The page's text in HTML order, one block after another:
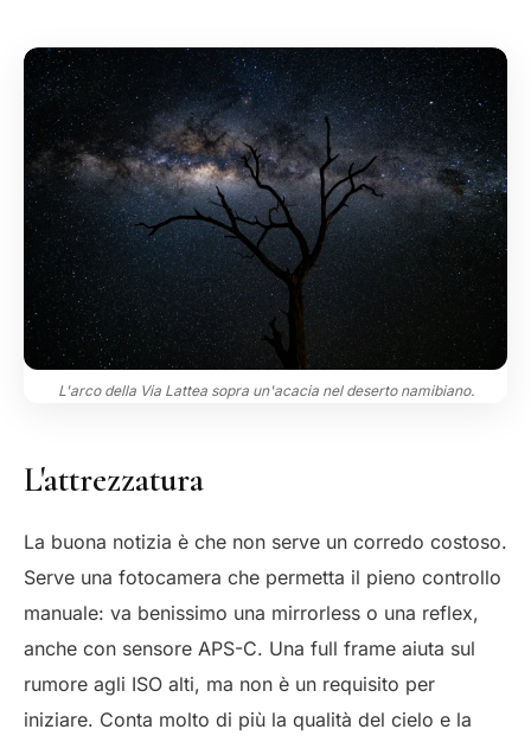
L'arco della Via Lattea sopra un'acacia nel deserto namibiano.
L'attrezzatura
La buona notizia è che non serve un corredo costoso.
Serve una fotocamera che permetta il pieno controllo
manuale: va benissimo una mirrorless o una reflex,
anche con sensore APS-C. Una full frame aiuta sul
rumore agli ISO alti, ma non è un requisito per
iniziare. Conta molto di più la qualità del cielo e la